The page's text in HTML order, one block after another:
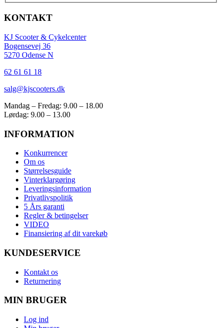
KONTAKT
KJ Scooter & Cykelcenter
Bogensevej 36
5270 Odense N
62 61 61 18
salg@kjscooters.dk
Mandag – Fredag: 9.00 – 18.00
Lørdag: 9.00 – 13.00
INFORMATION
Konkurrencer
Om os
Størrelsesguide
Vinterklargøring
Leveringsinformation
Privatlivspolitik
5 Års garanti
Regler & betingelser
VIDEO
Finansiering af dit varekøb
KUNDESERVICE
Kontakt os
Returnering
MIN BRUGER
Log ind